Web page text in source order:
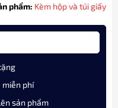
phẩm: Kèm hộp và túi giấy
miễn phí
sản phẩm